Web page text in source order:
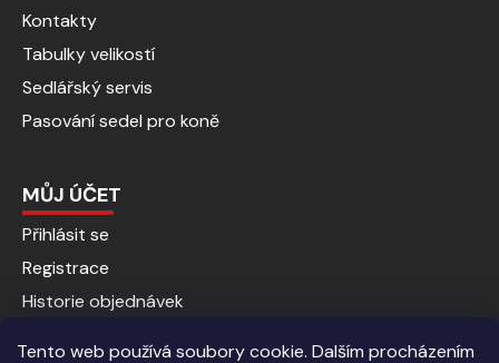
Tento web používá soubory cookie. Dalším procházením
Kontakty
Tabulky velikostí
Sedlářský servis
Pasování sedel pro koně
MŮJ ÚČET
Přihlásit se
Registrace
Historie objednávek